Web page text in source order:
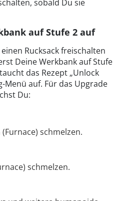
sobald Du sie
auf Stufe 2 auf
Rucksack freischalten
Deine Werkbank auf Stufe
das Rezept „Unlock
Menü auf. Für das Upgrade
Du:
schmelzen.
schmelzen.